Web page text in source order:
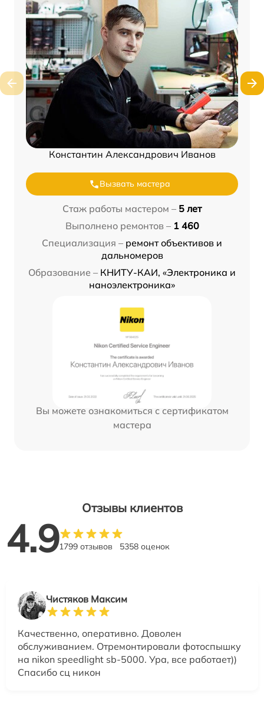
Константин Александрович Иванов
Вызвать мастера
Стаж работы мастером – 5 лет
Выполнено ремонтов – 1 460
Специализация – ремонт объективов и
дальномеров
Образование – КНИТУ-КАИ, «Электроника и
наноэлектроника»
Вы можете ознакомиться с сертификатом
мастера
Отзывы клиентов
4.91799 отзывов 5358 оценок
Чистяков Максим
Качественно, оперативно. Доволен
обслуживанием. Отремонтировали фотоспышку
на nikon speedlight sb-5000. Ура, все работает))
Спасибо сц никон